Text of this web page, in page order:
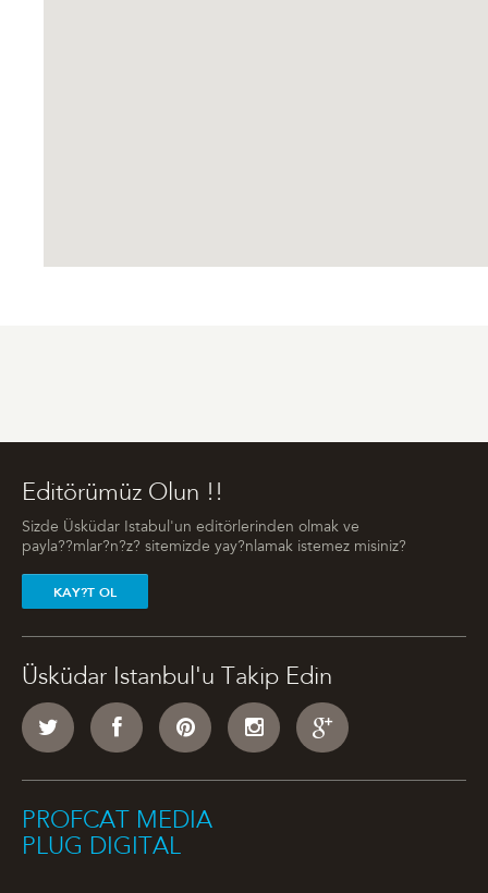
Editörümüz Olun !!
Sizde Üsküdar Istabul'un editörlerinden olmak ve
payla??mlar?n?z? sitemizde yay?nlamak istemez misiniz?
KAY?T OL
Üsküdar Istanbul'u Takip Edin
PROFCAT MEDIA
PLUG DIGITAL